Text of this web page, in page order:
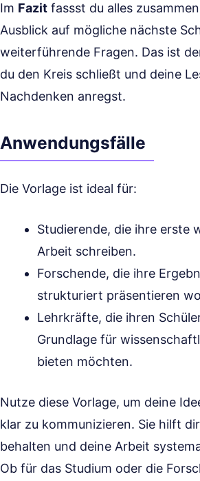
Im Fazit fassst du alles
Ausblick auf mögliche nächste
weiterführende Fragen. Das ist
du den Kreis schließt und deine
Nachdenken anregst.
Anwendungsfälle
Die Vorlage ist ideal für:
Studierende, die ihre erste
Arbeit schreiben.
Forschende, die ihre
strukturiert präsentieren
Lehrkräfte, die ihren
Grundlage für
bieten möchten.
Nutze diese Vorlage, um deine
klar zu kommunizieren. Sie hilft
behalten und deine Arbeit
Ob für das Studium oder die